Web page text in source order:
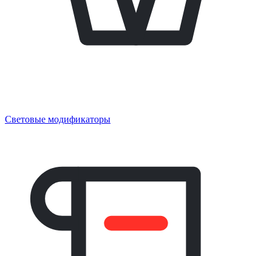
Световые модификаторы